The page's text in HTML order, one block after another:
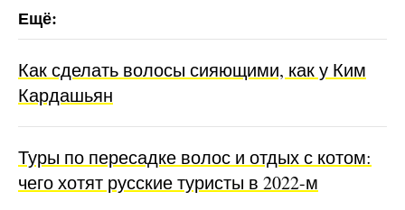
Как сделать волосы сияющими, как у Ким
Кардашьян
Туры по пересадке волос и отдых с котом:
чего хотят русские туристы в 2022-м